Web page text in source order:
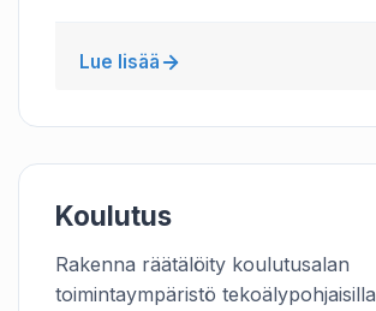
Lue lisää
Koulutus
Rakenna räätälöity koulutusalan
toimintaympäristö tekoälypohjaisilla